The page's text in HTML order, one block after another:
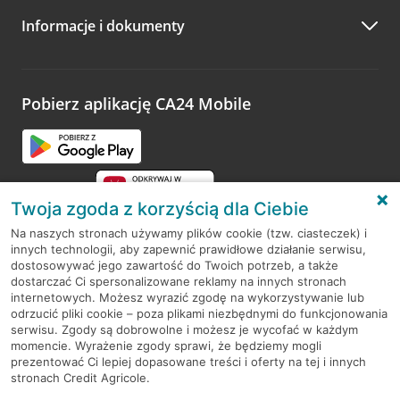
Zachęcamy do podzielenia się z nami opinią o wizycie.
opinie.
Informacje i dokumenty
Pobierz aplikację CA24 Mobile
RODO
Regulamin serwisu
Mapa serwisu
PolitykaCookies
Twoja zgoda z korzyścią dla Ciebie
Na naszych stronach używamy plików cookie (tzw. ciasteczek) i
innych technologii, aby zapewnić prawidłowe działanie serwisu,
dostosowywać jego zawartość do Twoich potrzeb, a także
dostarczać Ci spersonalizowane reklamy na innych stronach
internetowych. Możesz wyrazić zgodę na wykorzystywanie lub
odrzucić pliki cookie – poza plikami niezbędnymi do funkcjonowania
serwisu. Zgody są dobrowolne i możesz je wycofać w każdym
momencie. Wyrażenie zgody sprawi, że będziemy mogli
prezentować Ci lepiej dopasowane treści i oferty na tej i innych
stronach Credit Agricole.